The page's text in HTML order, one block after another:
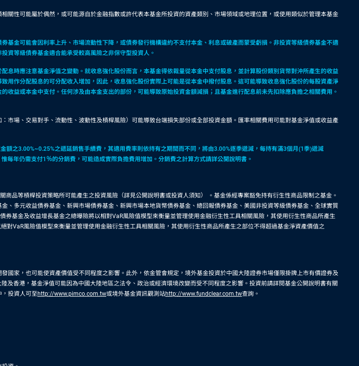
性可能屬於偶然，或可能源自於金融指數或許代表本基金所投資的資產類別、市場領域或地理位置，或使用類似於管理本基金
基金可能會因利率上升、市場流動性下降，或債券發行機構違約不支付本金、利息或破產而蒙受虧損。非投資等級債券基金不適
資等級債券基金適合能承受較高風險之非保守型投資人。
時應注意基金淨值之變動。就收息強化股份而言，本基金得依裁量從本金中支付股息，並計算股份類別貨幣對沖所產生的收益
作分配股息的可分配收入增加，因此，收息強化股份實際上可能是從本金中撥付股息。這可能導致收息強化股份的每股資產淨
益或本金中支付。任何涉及由本金支出的部份，可能導致原始投資金額減損；且基金進行配息前未先扣除應負擔之相關費用。
場、交易對手、流動性、波動性及槓桿風險）可能導致台端損失部份或全部投資金額。匯率相關費用可能對基金淨值或收益產
之3.00%~0.25%之遞延銷售手續費，其適用費率則依持有之期間而不同，將由3.00%逐季遞減，每持有滿3個月(1季)遞減
年仍需支付1％的分銷費，可能造成實際負擔費用增加。分銷費之計算方式請詳公開說明書。
品等槓桿投資策略所可能產生之投資風險（詳見公開說明書或投資人須知） 。基金係經專案豁免持有衍生性商品限制之基金。
、多元收益債券基金、新興市場債券基金、新興市場本地貨幣債券基金、總回報債券基金、美國非投資等級債券基金、全球實質
基金及收益增長基金之總曝險將以相對VaR風險值模型來衡量並管理使用金融衍生性工具相關風險，其使用衍生性商品所產生
VaR風險值模型來衡量並管理使用金融衍生性工具相關風險，其使用衍生性商品所產生之部位不得超過基金淨資產價值之
家，也可能使資產價值受不同程度之影響。此外，依金管會規定，境外基金投資於中國大陸證券市場僅限掛牌上市有價證券及
香港，基金淨值可能因為中國大陸地區之法令、政治或經濟環境改變而受不同程度之影響。投資前請詳閱基金公開說明書有關
，投資人可至http://www.pimco.com.tw或境外基金資訊觀測站http://www.fundclear.com.tw查詢。